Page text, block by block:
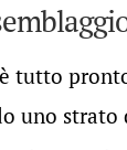
tutto
uno strato